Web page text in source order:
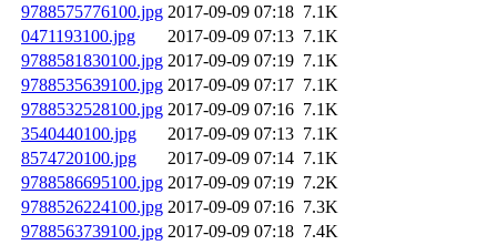
9788575776100.jpg 2017-09-09 07:18 7.1K
0471193100.jpg
2017-09-09 07:13 7.1K
9788581830100.jpg 2017-09-09 07:19 7.1K
9788535639100.jpg 2017-09-09 07:17 7.1K
9788532528100.jpg 2017-09-09 07:16 7.1K
3540440100.jpg
2017-09-09 07:13 7.1K
8574720100.jpg
2017-09-09 07:14 7.1K
9788586695100.jpg 2017-09-09 07:19 7.2K
9788526224100.jpg 2017-09-09 07:16 7.3K
9788563739100.jpg 2017-09-09 07:18 7.4K